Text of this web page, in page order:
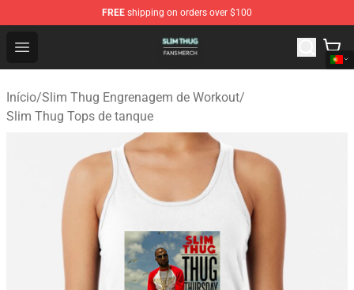
FREE shipping on orders over $100
Open menu
Slim Thug Shop - Official Slim Thug Merchandise Store
Início/Slim Thug Engrenagem de Workout/
Slim Thug Tops de tanque